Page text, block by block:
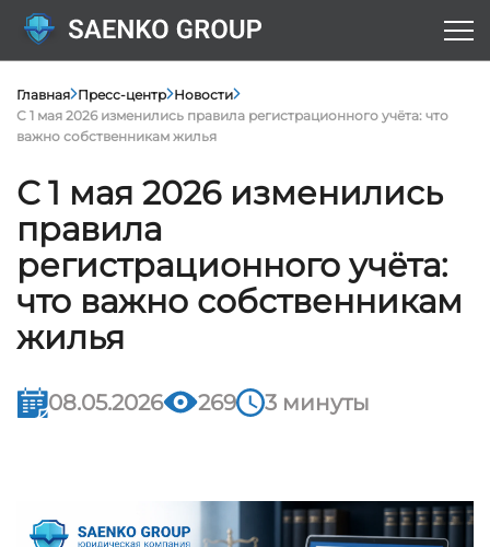
Главная Пресс-центр Новости
С 1 мая 2026 изменились правила регистрационного учёта: что
важно собственникам жилья
С 1 мая 2026 изменились
правила
регистрационного учёта:
что важно собственникам
жилья
08.05.2026 269 3 минуты